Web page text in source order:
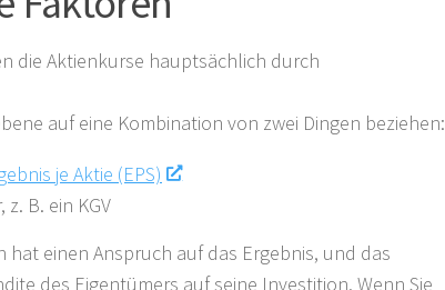
die Aktienkurse hauptsächlich durch
auf eine Kombination von zwei Dingen beziehen:
je Aktie (EPS)
B. ein KGV
hat einen Anspruch auf das Ergebnis, und das
des Eigentümers auf seine Investition. Wenn Sie